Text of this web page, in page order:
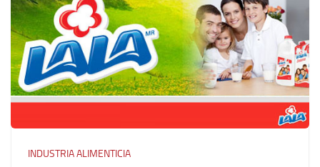
INDUSTRIA ALIMENTICIA